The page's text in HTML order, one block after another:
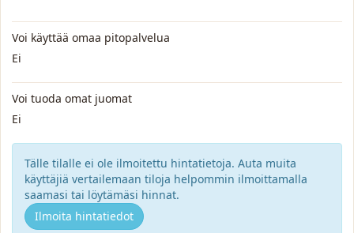
Voi käyttää omaa pitopalvelua
Ei
Voi tuoda omat juomat
Ei
Tälle tilalle ei ole ilmoitettu hintatietoja. Auta muita
käyttäjiä vertailemaan tiloja helpommin ilmoittamalla
saamasi tai löytämäsi hinnat.
Ilmoita hintatiedot